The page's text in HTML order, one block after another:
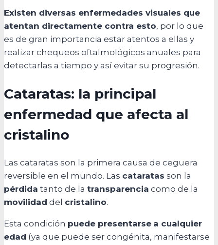
Existen diversas enfermedades visuales que
atentan directamente contra esto, por lo que
es de gran importancia estar atentos a ellas y
realizar chequeos oftalmológicos anuales para
detectarlas a tiempo y así evitar su progresión.
Cataratas: la principal
enfermedad que afecta al
cristalino
Las cataratas son la primera causa de ceguera
reversible en el mundo. Las cataratas son la
pérdida tanto de la transparencia como de la
movilidad del cristalino.
Esta condición puede presentarse a cualquier
edad (ya que puede ser congénita, manifestarse